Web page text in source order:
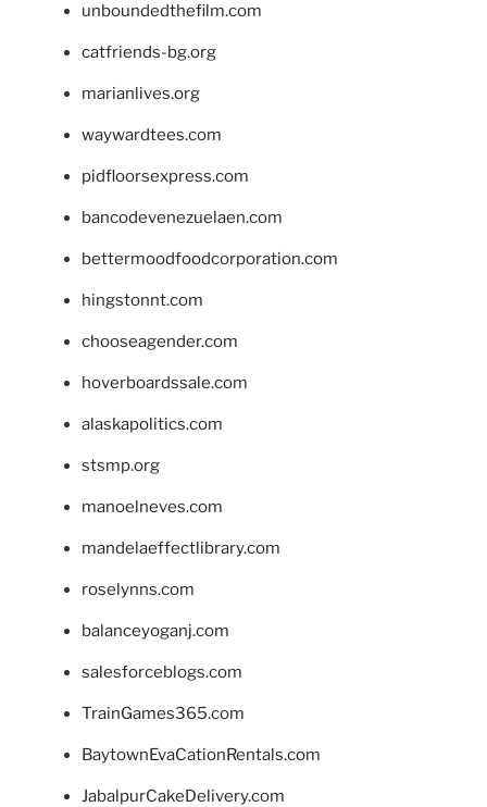
unboundedthefilm.com
catfriends-bg.org
marianlives.org
waywardtees.com
pidfloorsexpress.com
bancodevenezuelaen.com
bettermoodfoodcorporation.com
hingstonnt.com
chooseagender.com
hoverboardssale.com
alaskapolitics.com
stsmp.org
manoelneves.com
mandelaeffectlibrary.com
roselynns.com
balanceyoganj.com
salesforceblogs.com
TrainGames365.com
BaytownEvaCationRentals.com
JabalpurCakeDelivery.com